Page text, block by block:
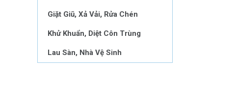
Giặt Giũ, Xả Vải, Rửa Chén
Khử Khuẩn, Diệt Côn Trùng
Lau Sàn, Nhà Vệ Sinh